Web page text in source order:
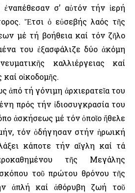
σ’ αὐτόν τήν ἱερή
Ἔτσι ὁ εὐσεβής λαός τῆς
μέ τή βοήθεια καί τόν ζῆλο
του ἐξασφάλιζε δύο ἀκόμη
καλλιέργειας καί
οἰκοδομῆς.
τή γόνιμη ἀρχιερατεῖα του
πρός τήν ἰδιοσυγκρασία του
ἀσκήσεως μέ τόν ὁποῖο ἤθελε
τόν ὁδήγησαν στήν ἡρωική
κάποτε τήν αἴγλη καί τά
τῆς Μεγάλης
τοῦ πρώτου θρόνου τῆς
ἁπλή καί ἀθόρυβη ζωή τοῦ